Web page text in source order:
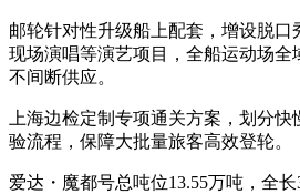
邮轮针对性升级船上配套，增设脱口
现场演唱等演艺项目，全船运动场全
不间断供应。
上海边检定制专项通关方案，划分
验流程，保障大批量旅客高效登轮。
爱达・魔都号总吨位13.55万吨，全